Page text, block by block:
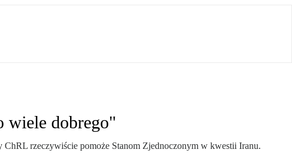
wiele dobrego"
rzeczywiście pomoże Stanom Zjednoczonym w kwestii Iranu.